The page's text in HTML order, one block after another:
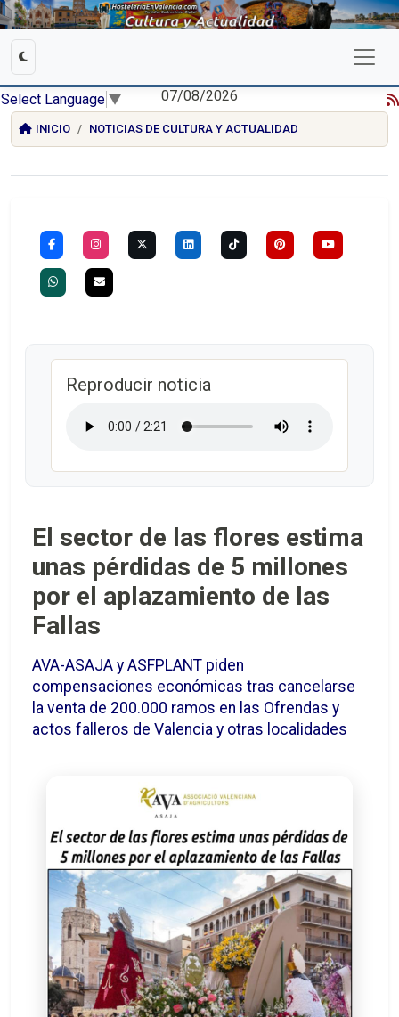
Select Language ▼ 07/08/2026
INICIO NOTICIAS DE CULTURA Y ACTUALIDAD
Reproducir noticia
El sector de las flores estima
unas pérdidas de 5 millones
por el aplazamiento de las
Fallas
AVA-ASAJA y ASFPLANT piden
compensaciones económicas tras cancelarse
la venta de 200.000 ramos en las Ofrendas y
actos falleros de Valencia y otras localidades